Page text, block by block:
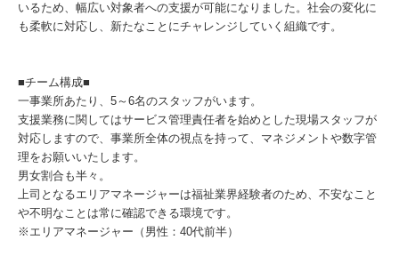
いるため、幅広い対象者への支援が可能になりました。社会の変化に
も柔軟に対応し、新たなことにチャレンジしていく組織です。
■チーム構成■
一事業所あたり、5～6名のスタッフがいます。
支援業務に関してはサービス管理責任者を始めとした現場スタッフが
対応しますので、事業所全体の視点を持って、マネジメントや数字管
理をお願いいたします。
男女割合も半々。
上司となるエリアマネージャーは福祉業界経験者のため、不安なこと
や不明なことは常に確認できる環境です。
※エリアマネージャー（男性：40代前半）